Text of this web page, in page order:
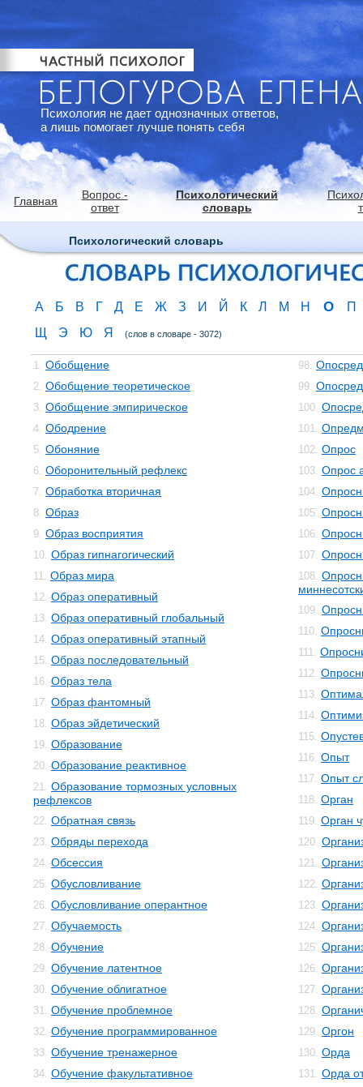
Психология не дает однозначных ответов,
а лишь помогает лучше понять себя
Главная
Вопрос -
ответ
Психологический
словарь
Психологический словарь
А Б В Г Д Е Ж З И Й К Л М Н О
П
Щ
Э Ю Я (слов в словаре - 3072)
1. Обобщение
2. Обобщение теоретическое
3. Обобщение эмпирическое
4. Ободрение
5. Обоняние
6. Оборонительный рефлекс
7. Обработка вторичная
8. Образ
9. Образ восприятия
10. Образ гипнагогический
11. Образ мира
12. Образ оперативный
13. Образ оперативный глобальный
14. Образ оперативный этапный
15. Образ последовательный
16. Образ тела
17. Образ фантомный
18. Образ эйдетический
19. Образование
20. Образование реактивное
21. Образование тормозных условных
рефлексов
22. Обратная связь
23. Обряды перехода
24. Обсессия
25. Обусловливание
26. Обусловливание оперантное
27. Обучаемость
28. Обучение
29. Обучение латентное
30. Обучение облигатное
31. Обучение проблемное
32. Обучение программированное
33. Обучение тренажерное
34. Обучение факультативное
98.
99.
100.
101.
102. Опрос
103. Опрос
104.
105.
106.
107.
108.
109.
110.
111.
112.
113.
114.
115.
116. Опыт
117. Опыт
118. Орган
119. Орган
120.
121.
122.
123.
124.
125.
126.
127.
128.
129. Оргон
130. Орда
131. Орда